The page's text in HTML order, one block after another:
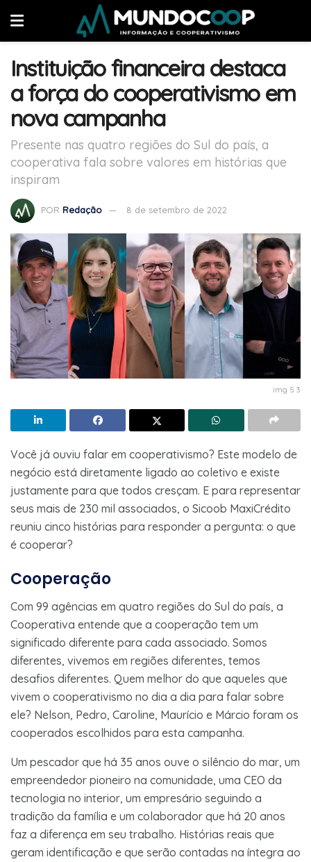
Instituição financeira destaca
a força do cooperativismo em
nova campanha
Presente nas quatro regiões do Sul do país, a
cooperativa fala sobre valores em histórias que
inspiram
POR Redação 8 de setembro de 2022
img 5 3
Você já ouviu falar em cooperativismo? Este modelo de
negócio está diretamente ligado ao coletivo e existe
justamente para que todos cresçam. E para representar
seus mais de 230 mil associados, o Sicoob MaxiCrédito
reuniu cinco histórias para responder a pergunta: o que
é cooperar?
Cooperação
Com 99 agências em quatro regiões do Sul do país, a
Cooperativa entende que a cooperação tem um
significado diferente para cada associado. Somos
diferentes, vivemos em regiões diferentes, temos
desafios diferentes. Quem melhor do que aqueles que
vivem o cooperativismo no dia a dia para falar sobre
ele? Nelson, Pedro, Caroline, Maurício e Márcio foram os
cooperados escolhidos para esta campanha.
Um pescador que há 35 anos ouve o silêncio do mar, um
empreendedor pioneiro na comunidade, uma CEO da
tecnologia no interior, um empresário seguindo a
tradição da família e um colaborador que há 20 anos
faz a diferença em seu trabalho. Histórias reais que
geram identificação e que serão contadas na íntegra ao